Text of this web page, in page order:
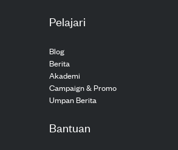
Pelajari
Blog
Berita
Akademi
Campaign & Promo
Umpan Berita
Bantuan